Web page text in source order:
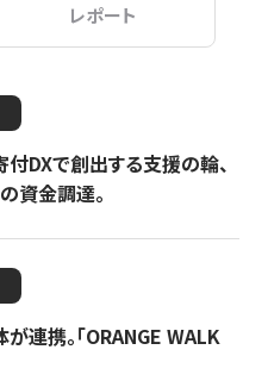
レポート
付DXで創出する支援の輪、
資金調達。
連携。「ORANGE WALK